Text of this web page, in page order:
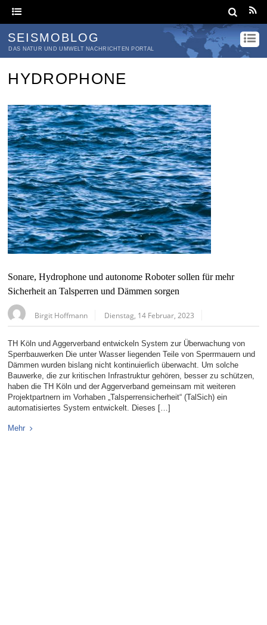
SEISMOBLOG
DAS NATUR UND UMWELT NACHRICHTEN PORTAL
HYDROPHONE
Sonare, Hydrophone und autonome Roboter sollen für mehr
Sicherheit an Talsperren und Dämmen sorgen
Birgit Hoffmann Dienstag, 14 Februar, 2023
TH Köln und Aggerverband entwickeln System zur Überwachung von
Sperrbauwerken Die unter Wasser liegenden Teile von Sperrmauern und
Dämmen wurden bislang nicht kontinuierlich überwacht. Um solche
Bauwerke, die zur kritischen Infrastruktur gehören, besser zu schützen,
haben die TH Köln und der Aggerverband gemeinsam mit weiteren
Projektpartnern im Vorhaben „Talsperrensicherheit“ (TalSich) ein
automatisiertes System entwickelt. Dieses […]
Mehr